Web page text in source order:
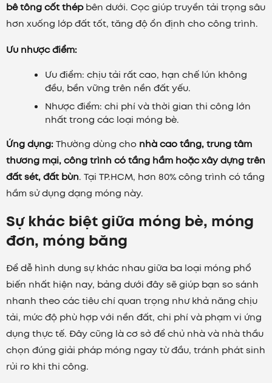
bê tông cốt thépbên dưới. Cọc giúp truyền tải trọng sâu
hơn xuống lớp đất tốt, tăng độ ổn định cho công trình.
Ưu nhược điểm:
Ưu điểm: chịu tải rất cao, hạn chế lún không
đều, bền vững trên nền đất yếu.
Nhược điểm: chi phí và thời gian thi công lớn
nhất trong các loại móng bè.
Ứng dụng:Thường dùng cho nhà cao tầng, trung tâm
thương mại, công trình có tầng hầm hoặc xây dựng trên
đất sét, đất bùn. Tại TP.HCM, hơn 80% công trình có tầng
hầm sử dụng dạng móng này.
Sự khác biệt giữa móng bè, móng
đơn, móng băng
Để dễ hình dung sự khác nhau giữa ba loại móng phổ
biến nhất hiện nay, bảng dưới đây sẽ giúp bạn so sánh
nhanh theo các tiêu chí quan trọng như khả năng chịu
tải, mức độ phù hợp với nền đất, chi phí và phạm vi ứng
dụng thực tế. Đây cũng là cơ sở để chủ nhà và nhà thầu
chọn đúng giải pháp móng ngay từ đầu, tránh phát sinh
rủi ro khi thi công.